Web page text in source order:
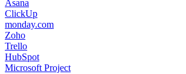
Asana
ClickUp
monday.com
Zoho
Trello
HubSpot
Microsoft Project